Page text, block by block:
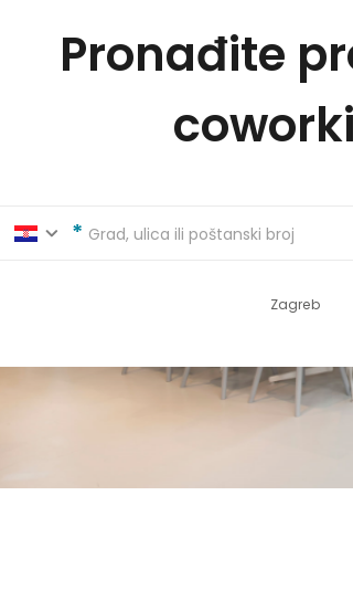
Pronađite
Grad, ulica ili poštanski broj
Zagreb